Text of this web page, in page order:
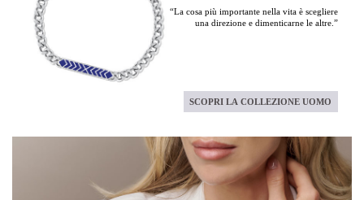
“La cosa più importante nella vita è scegliere
una direzione e dimenticarne le altre.”
SCOPRI LA COLLEZIONE UOMO